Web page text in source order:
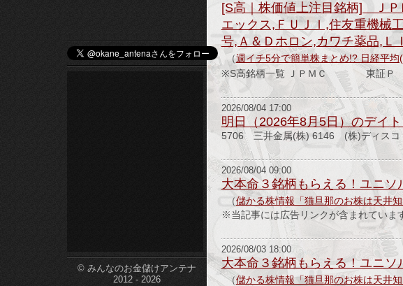
ン
カ
ジ
ノ
etc-
© みんなのお金儲けアンテナ
2012 - 2026
[S高｜株価値上注目銘柄] ＪＰ
エックス,ＦＵＪＩ,住友重機械
号,Ａ＆Ｄホロン,カワチ薬品,Ｌ
（週イチ5分で簡単株まとめ!? 日経平
※S高銘柄一覧 ＪＰＭＣ 東証Ｐ
2026/08/04 17:00
明日（2026年8月5日）のデイ
5706 三井金属(株) 6146 (株)ディス
2026/08/04 09:00
大本命３銘柄もらえる！ユニ
（儲かる株情報「猫旦那のお株は天井
※当記事には広告リンクが含まれてい
2026/08/03 18:00
大本命３銘柄もらえる！ユニ
（儲かる株情報「猫旦那のお株は天井知